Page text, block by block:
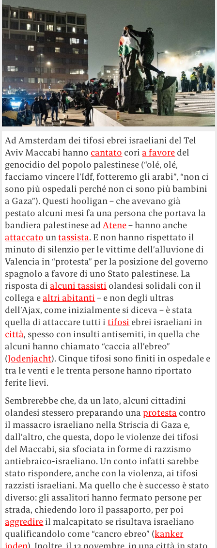
Ad Amsterdam dei tifosi ebrei israeliani del Tel
Aviv Maccabi hanno cantato cori a favore del
genocidio del popolo palestinese (“olé, olé,
facciamo vincere l’Idf, fotteremo gli arabi”, “non ci
sono più ospedali perché non ci sono più bambini
a Gaza”). Questi hooligan – che avevano già
pestato alcuni mesi fa una persona che portava la
bandiera palestinese adAtene– hanno anche
attaccato untassista. E non hanno rispettato il
minuto di silenzio per le vittime dell’alluvione di
Valencia in “protesta” per la posizione del governo
spagnolo a favore di uno Stato palestinese. La
risposta di alcuni tassisti olandesi solidali con il
collega e altri abitanti – e non degli ultras
dell’Ajax, come inizialmente si diceva – è stata
quella di attaccare tutti itifosi ebrei israeliani in
città, spesso con insulti antisemiti, in quella che
alcuni hanno chiamato “caccia all’ebreo”
(Jodenjacht). Cinque tifosi sono finiti in ospedale e
tra le venti e le trenta persone hanno riportato
ferite lievi.
Sembrerebbe che, da un lato, alcuni cittadini
olandesi stessero preparando unaprotesta contro
il massacro israeliano nella Striscia di Gaza e,
dall’altro, che questa, dopo le violenze dei tifosi
del Maccabi, sia sfociata in forme di razzismo
antiebraico-israeliano. Un conto infatti sarebbe
stato rispondere, anche con la violenza, ai tifosi
razzisti israeliani. Ma quello che è successo è stato
diverso: gli assalitori hanno fermato persone per
strada, chiedendo loro il passaporto, per poi
aggredire il malcapitato se risultava israeliano
qualificandolo come “cancro ebreo” (kanker